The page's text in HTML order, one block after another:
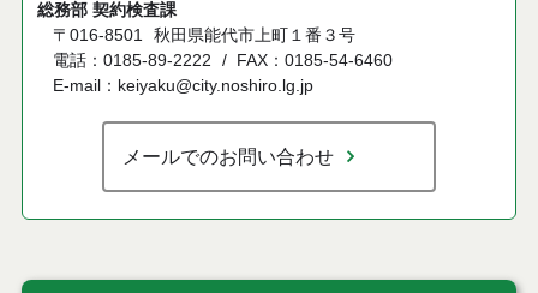
総務部 契約検査課
〒016-8501 秋田県能代市上町１番３号
電話：0185-89-2222
FAX：0185-54-6460
E-mail：keiyaku@city.noshiro.lg.jp
メールでのお問い合わせ